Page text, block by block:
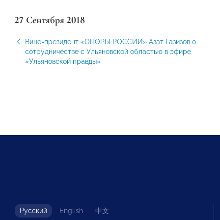
27 Сентября 2018
Вице-президент «ОПОРЫ РОССИИ» Азат Газизов о
сотрудничестве с Ульяновской областью в эфире
«Ульяновской правды»
Русский English 中文